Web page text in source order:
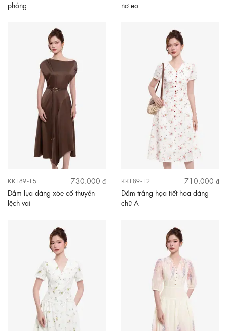
phồng
nơ eo
KK189-15
730.000 ₫
Đầm lụa dáng xòe cổ thuyền
lệch vai
KK189-12
710.000 ₫
Đầm trắng họa tiết hoa dáng
chữ A